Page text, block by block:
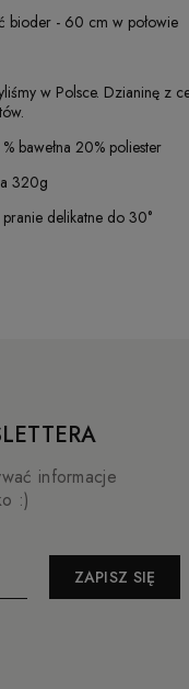
bioder - 60 cm w połowie
w Polsce. Dzianinę z
bawełna 20% poliester
320g
delikatne do 30°
informacje
:)
ZAPISZ SIĘ